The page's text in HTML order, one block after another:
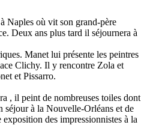
Naples où vit son grand-père
Deux ans plus tard il séjournera à
Manet lui présente les peintres
Clichy. Il y rencontre Zola et
et Pissarro.
, il peint de nombreuses toiles dont
séjour à la Nouvelle-Orléans et de
des impressionnistes à la